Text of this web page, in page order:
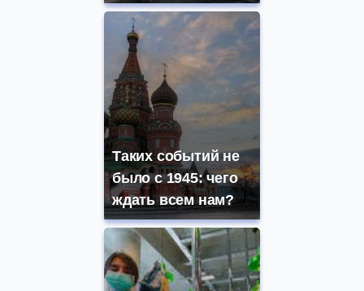
Таких событий не
было с 1945: чего
ждать всем нам?